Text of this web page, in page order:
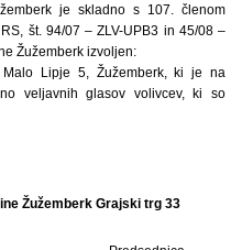
je skladno s 107. členom
št. 94/07 – ZLV-UPB3 in 45/08 –
Žužemberk izvoljen:
Lipje 5, Žužemberk, ki je na
veljavnih glasov volivcev, ki so
Žužemberk Grajski trg 33